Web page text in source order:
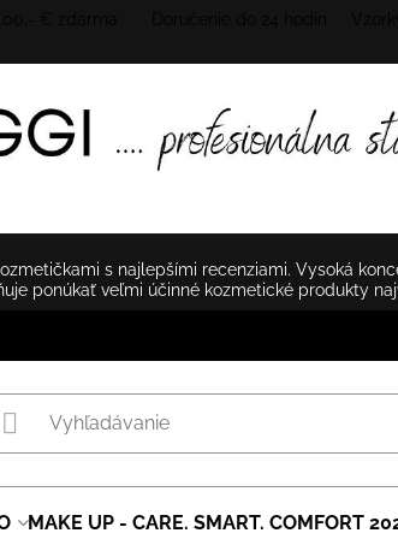
s najlepšími recenziami. Vysoká
ponúkať veľmi účinné kozmetické produkty
MAKE UP - CARE. SMART. COMFORT